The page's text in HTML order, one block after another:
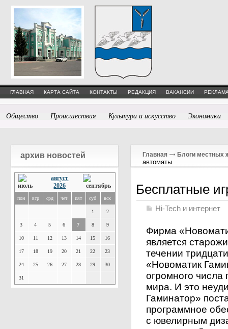
ГЛАВНАЯ КАРТА САЙТА КОНТАКТЫ РЕДАКЦИЯ ВАКАНСИИ
Общество Происшествия Культура и искусство Экономика
архив новостей
август
2026
пон втр срд чет пят суб вск
1 2
3 4 5 6 7 8 9
10 11 12 13 14 15 16
17 18 19 20 21 22 23
24 25 26 27 28 29 30
31
Главная Блоги местных
автоматы
Бесплатные
Hi-Tech и интернет
Фирма
является
течении
«Новоматик
огромного числа
мира. И это
Гаминатор»
программное
с ювелирным